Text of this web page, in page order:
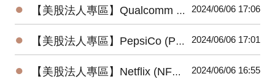
● 【美股法人專區】Qualcomm (QCOM) 2024最新法說會重點摘要(5/1發布) 2024/06/06 17:06
● 【美股法人專區】PepsiCo (PEP) 2024最新法說會重點摘要(4/23發布) 2024/06/06 17:01
● 【美股法人專區】Netflix (NFLX) 2024最新法說會重點摘要(4/18發布) 2024/06/06 16:55